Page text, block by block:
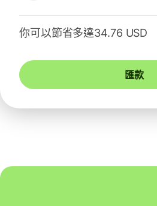
你可以節省多達34.76 USD
匯款